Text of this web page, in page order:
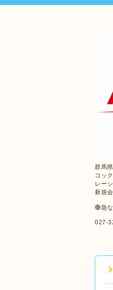
群馬
コッ
レー
新規
🔴急
027-